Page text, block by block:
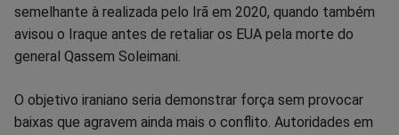
semelhante à realizada pelo Irã em 2020, quando também
avisou o Iraque antes de retaliar os EUA pela morte do
general Qassem Soleimani.
O objetivo iraniano seria demonstrar força sem provocar
baixas que agravem ainda mais o conflito. Autoridades em